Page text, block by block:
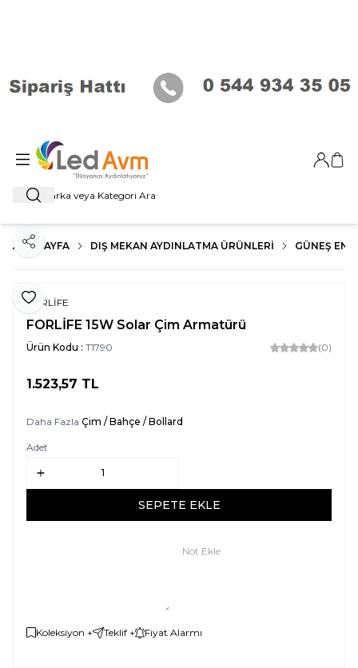
Ara
Giriş
ANA SAYFA DIŞ MEKAN AYDINLATMA ÜRÜNLERI GÜNEŞ
Favoriye Ekle
Paylaş
FORLİFE
FORLİFE 15W Solar Çim Armatürü
Ürün Kodu : T1790 (0)
1.523,57 TL
Daha Fazla Çim / Bahçe / Bollard
Adet
SEPETE EKLE
Not Ekle
Koleksiyon + Teklif + Fiyat Alarmı